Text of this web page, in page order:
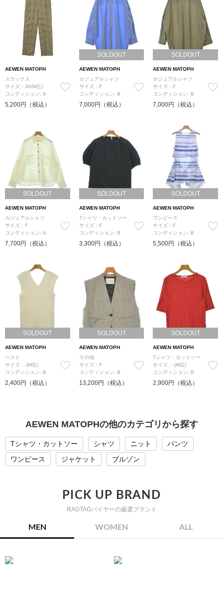
AEWEN MATOPH
スラックス
サイズ：38(M位)
コンディション: A
5,200円（税込）
SOLDOUT
AEWEN MATOPH
カジュアルシャツ
サイズ：F
コンディション: B
7,000円（税込）
SOLDOUT
AEWEN MATOPH
カジュアルシャツ
サイズ：F
コンディション: B
7,000円（税込）
SOLDOUT
AEWEN MATOPH
カジュアルシャツ
サイズ：F
コンディション: A
7,700円（税込）
SOLDOUT
AEWEN MATOPH
Tシャツ・カットソー
サイズ：F
コンディション: B
3,300円（税込）
SOLDOUT
AEWEN MATOPH
ワンピース
サイズ：F
コンディション: B
5,500円（税込）
SOLDOUT
AEWEN MATOPH
ベスト
サイズ：-(M位)
コンディション: B
2,400円（税込）
SOLDOUT
AEWEN MATOPH
その他
サイズ：F
コンディション: B
13,200円（税込）
SOLDOUT
AEWEN MATOPH
Tシャツ・カットソー
サイズ：-(M位)
コンディション: B
2,900円（税込）
AEWEN MATOPHの他のカテゴリから探す
Tシャツ・カットソー シャツ ニット
パンツ
ワンピース
ジャケット ブルゾン
PICK UP BRAND
RAGTAGバイヤーの厳選ブランド
MEN WOMEN ALL